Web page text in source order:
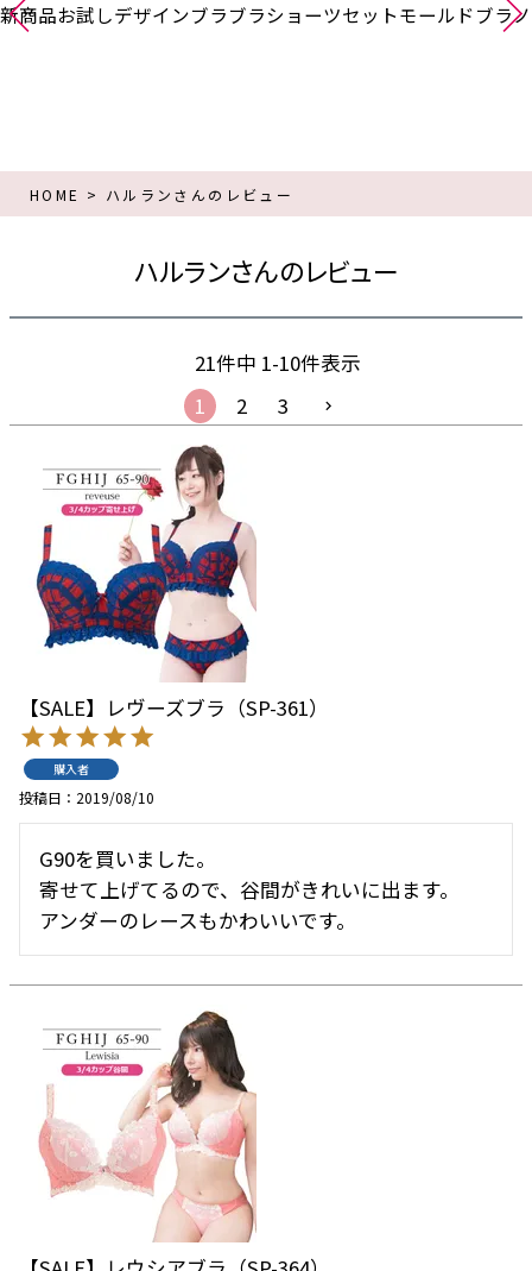
新商品お試しデザインブラブラショーツセットモールドブラ
HOME ハルランさんのレビュー
ハルランさんのレビュー
21件中 1-10件表示
1
2 3
【SALE】レヴーズブラ（SP-361）
購入者
投稿日 2019/08/10
G90を買いました。
寄せて上げてるので、谷間がきれいに出ます。